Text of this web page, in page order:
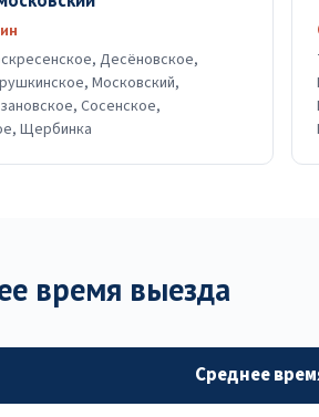
Десёновское,
Московский,
Сосенское,
Щербинка
время выезда
Среднее